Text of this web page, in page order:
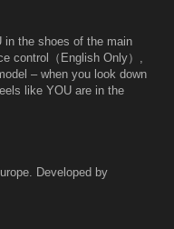
in the shoes of the main
control（English Only）,
– when you look down
like YOU are in the
Developed by